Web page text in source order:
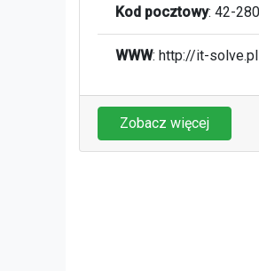
Kod pocztowy: 42-280
WWW: http://it-solve.pl
Zobacz więcej